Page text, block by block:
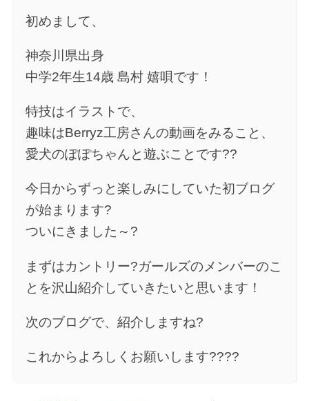
初めまして、
神奈川県出身
中学2年生14歳 島村 嬉唄です！
特技はイラストで、
趣味はBerryz工房さんの動画をみること、
愛犬のぽぽちゃんと遊ぶことです??
今日からずっと楽しみにしていた初ブログ
が始まります?
ついにきました～?
まずはカントリー?ガールズのメンバーのこ
とを沢山紹介していきたいと思います！
次のブログで、紹介しますね?
これからよろしくお願いします????